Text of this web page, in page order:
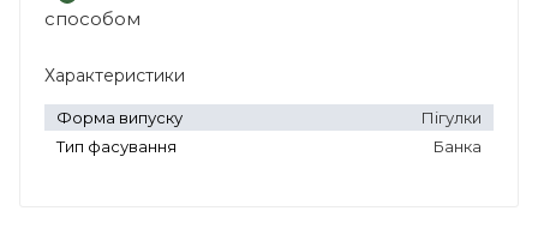
способом
Характеристики
Форма випуску
Пігулки
Тип фасування
Банка